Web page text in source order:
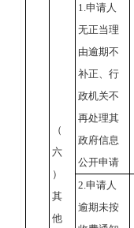
（
六
）
其
他
1.申请人
无正当理
由逾期不
补正、行
政机关不
再处理其
政府信息
公开申请
2.申请人
逾期未按